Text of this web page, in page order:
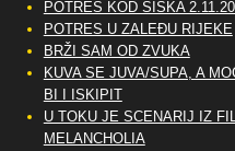
POTRES KOD SISKA
POTRES U ZALEĐU RIJEKE
BRŽI SAM OD ZVUKA
KUVA SE JUVA/SUPA, A
BI I ISKIPIT
U TOKU JE SCENARIJ IZ
MELANCHOLIA